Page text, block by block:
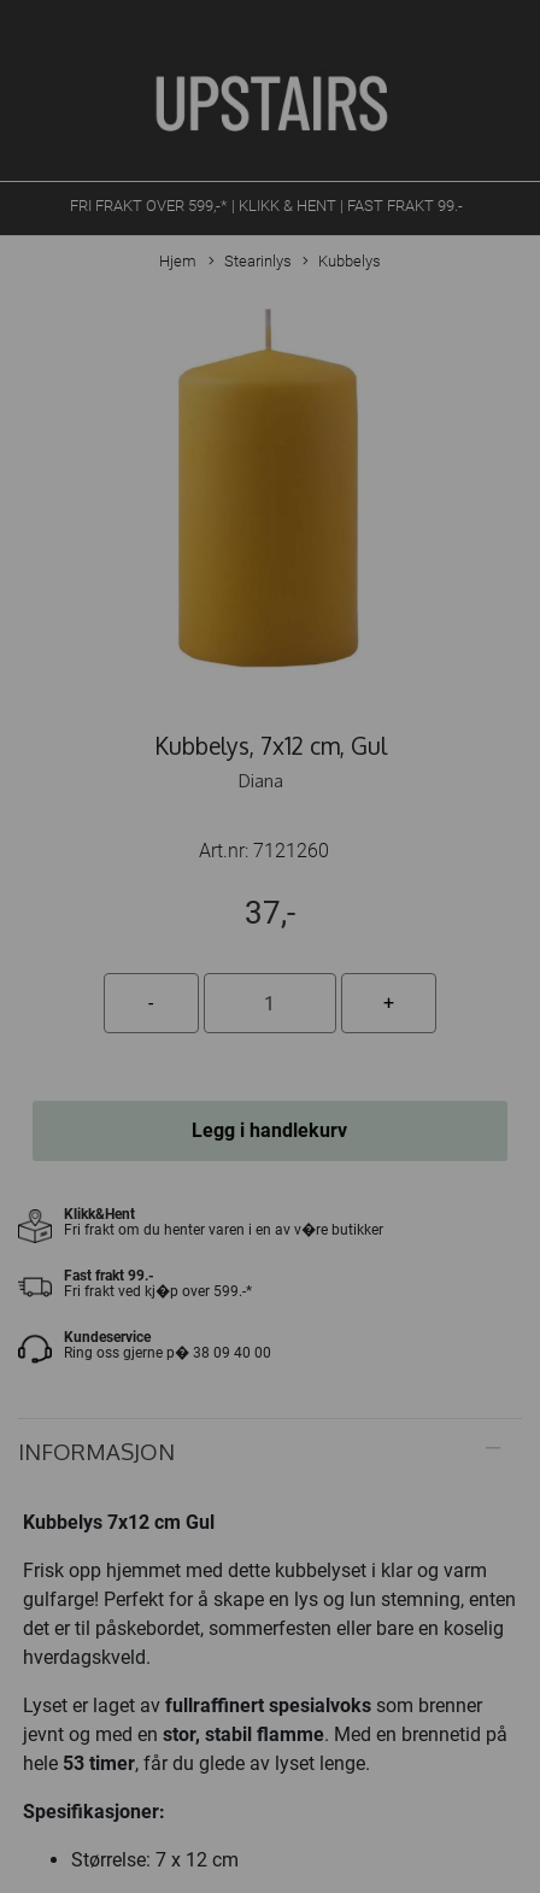
FRI FRAKT OVER 599,-* | KLIKK & HENT | FAST FRAKT 99.-
Hjem Stearinlys Kubbelys
Kubbelys, 7x12 cm, Gul
Diana
Art.nr: 7121260
37,-
Legg i handlekurv
Klikk&Hent
Fri frakt om du henter varen i en av v�re butikker
Fast frakt 99.-
Fri frakt ved kj�p over 599.-*
Kundeservice
Ring oss gjerne p� 38 09 40 00
INFORMASJON
Kubbelys 7x12 cm Gul
Frisk opp hjemmet med dette kubbelyset i klar og varm
gulfarge! Perfekt for å skape en lys og lun stemning, enten
det er til påskebordet, sommerfesten eller bare en koselig
hverdagskveld.
Lyset er laget av fullraffinert spesialvoks som brenner
jevnt og med en stor, stabil flamme. Med en brennetid på
hele 53 timer, får du glede av lyset lenge.
Spesifikasjoner:
Størrelse: 7 x 12 cm